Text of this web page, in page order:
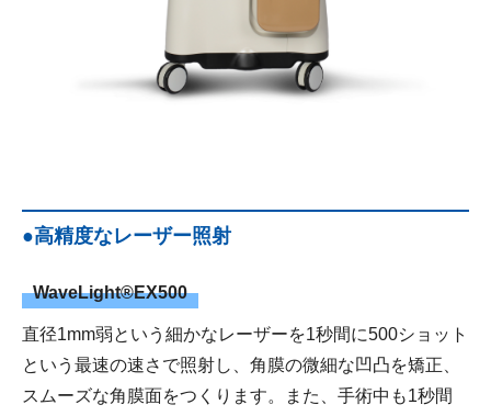
●高精度なレーザー照射
WaveLight®EX500
直径1mm弱という細かなレーザーを1秒間に500ショット
という最速の速さで照射し、角膜の微細な凹凸を矯正、
スムーズな角膜面をつくります。また、手術中も1秒間